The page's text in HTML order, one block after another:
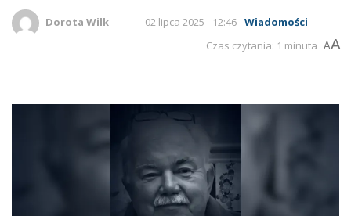
Dorota Wilk 02 lipca 2025 - 12:46 Wiadomości
Czas czytania: 1 minuta AA